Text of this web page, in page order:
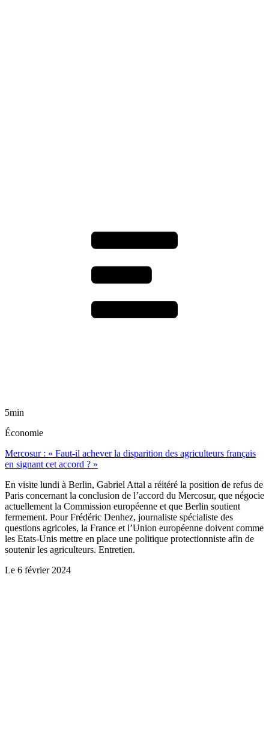
5min
Économie
Mercosur : « Faut-il achever la disparition des agriculteurs français
en signant cet accord ? »
En visite lundi à Berlin, Gabriel Attal a réitéré la position de refus de
Paris concernant la conclusion de l’accord du Mercosur, que négocie
actuellement la Commission européenne et que Berlin soutient
fermement. Pour Frédéric Denhez, journaliste spécialiste des
questions agricoles, la France et l’Union européenne doivent comme
les Etats-Unis mettre en place une politique protectionniste afin de
soutenir les agriculteurs. Entretien.
Le 6 février 2024